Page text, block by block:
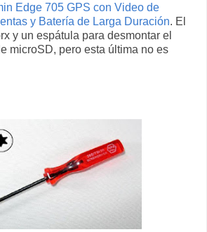
Edge 705 GPS con Video de
y Batería de Larga Duración. El
y un espátula para desmontar el
microSD, pero esta última no es